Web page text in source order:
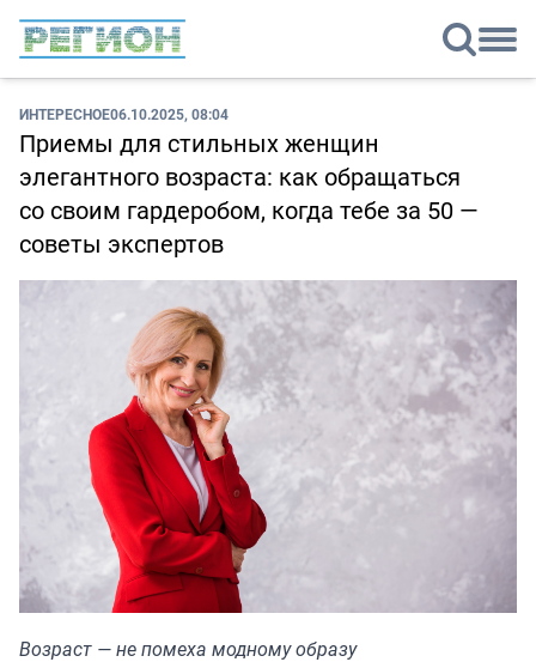
ИНТЕРЕСНОЕ06.10.2025, 08:04
Приемы для стильных женщин
элегантного возраста: как обращаться
со своим гардеробом, когда тебе за 50 —
советы экспертов
Возраст — не помеха модному образу